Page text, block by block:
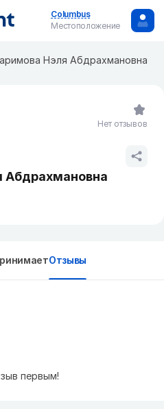
Columbus
Местоположение
Нэля Абдрахмановна
Абдрахмановна
Нет отзывов
Отзывы
первым!